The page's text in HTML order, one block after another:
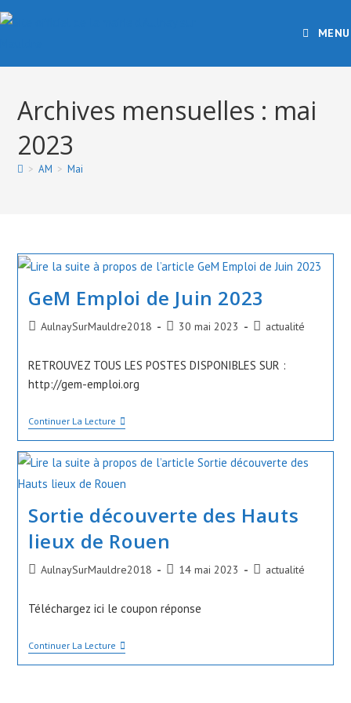
Skip
to
MENU
Archives mensuelles : mai
2023
> AM > Mai
GeM Emploi de Juin 2023
Auteur/autrice
la
AulnaySurMauldre2018
Publication
30 mai 2023
Postactualité
RETROUVEZ TOUS LES POSTES DISPONIBLES SUR :
http://gem-emploi.org
Continuer La LectureGeM
Emploi
Juin
2023
Sortie découverte des Hauts
lieux de Rouen
Auteur/autrice
la
publication :
AulnaySurMauldre2018
Publication
14 mai 2023
Postactualité
Téléchargez ici le coupon réponse
Continuer La LectureSortie
Découverte